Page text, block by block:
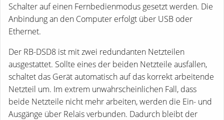
Schalter auf einen Fernbedienmodus gesetzt werden. Die
Anbindung an den Computer erfolgt über USB oder
Ethernet.
Der RB-DSD8 ist mit zwei redundanten Netzteilen
ausgestattet. Sollte eines der beiden Netzteile ausfallen,
schaltet das Gerät automatisch auf das korrekt arbeitende
Netzteil um. Im extrem unwahrscheinlichen Fall, dass
beide Netzteile nicht mehr arbeiten, werden die Ein- und
Ausgänge über Relais verbunden. Dadurch bleibt der